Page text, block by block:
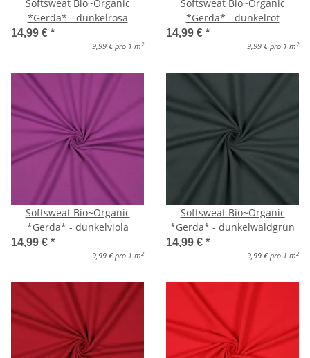
Softsweat Bio~Organic
*Gerda* - dunkelrosa
14,99 € *
9,99 € pro 1 m 2
Softsweat Bio~Organic
*Gerda* - dunkelrot
14,99 € *
9,99 € pro 1 m 2
Softsweat Bio~Organic
*Gerda* - dunkelviola
14,99 € *
9,99 € pro 1 m 2
Softsweat Bio~Organic
*Gerda* - dunkelwaldgrün
14,99 € *
9,99 € pro 1 m 2